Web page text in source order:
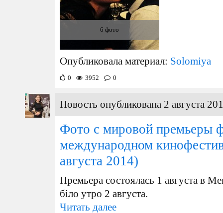
6 фото
Опубликовала материал: Solomiya
0 3952 0
Новость опубликована 2 августа
Фото с мировой премьеры
международном
августа 2014)
Премьера состоялась 1 августа в
біло утро 2 августа.
Читать далее